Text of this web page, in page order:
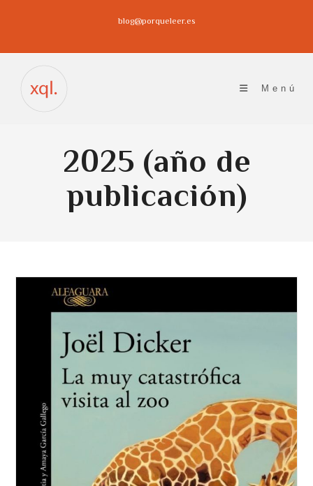
blog@porqueleer.es
Menú
2025 (año de
publicación)